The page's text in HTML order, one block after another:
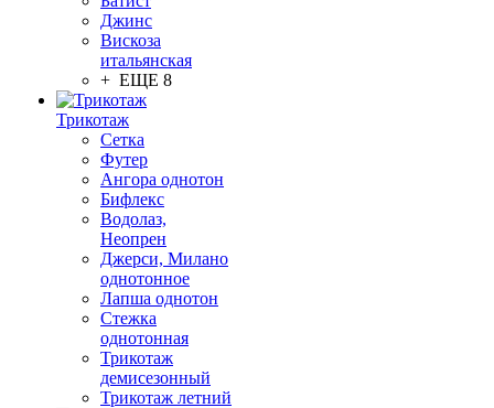
Джинс
Вискоза
итальянская
+ ЕЩЕ 8
Трикотаж
Сетка
Футер
Ангора однотон
Бифлекс
Водолаз,
Неопрен
Джерси, Милано
однотонное
Лапша однотон
Стежка
однотонная
Трикотаж
демисезонный
Трикотаж летний